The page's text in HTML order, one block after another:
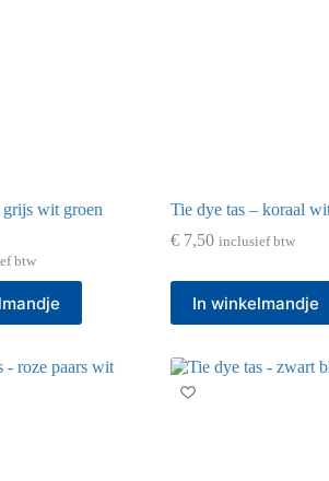
grijs wit groen
btw
Tie dye tas – koraal
€7,50 inclusief btw
In winkelmandje